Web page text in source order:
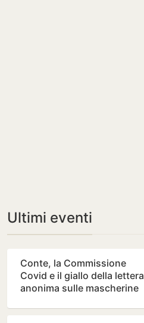
Ultimi eventi
Conte, la Commissione
Covid e il giallo della lettera
anonima sulle mascherine